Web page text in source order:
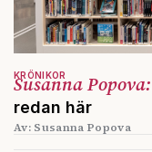
Susanna Popova:
redan här
KRÖNIKOR
Av: Susanna Popova